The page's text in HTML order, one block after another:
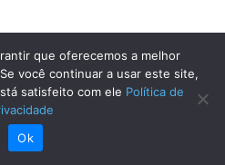
que oferecemos a melhor
você continuar a usar este site,
satisfeito com ele Política de
Ok